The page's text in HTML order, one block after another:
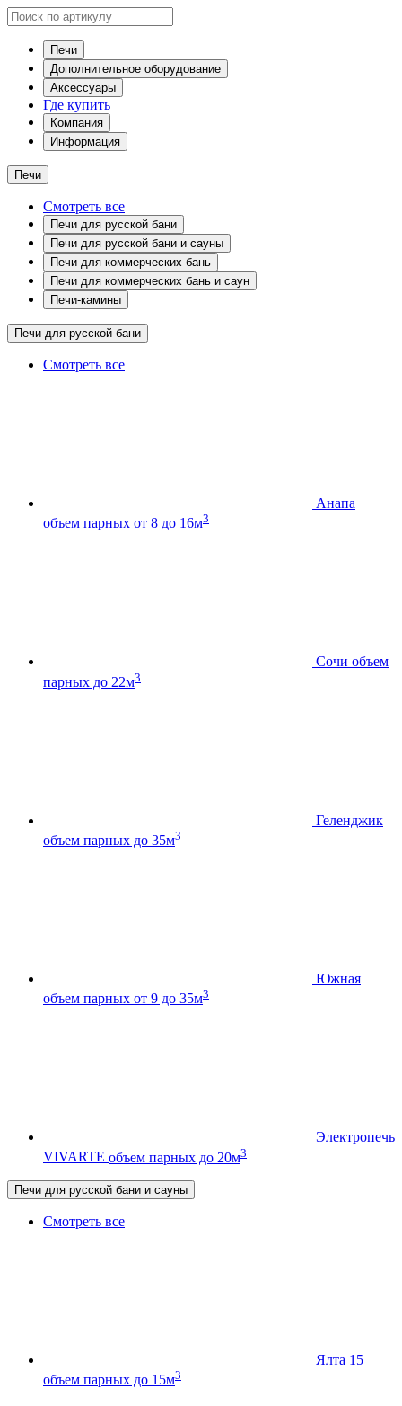
Печи
Дополнительное оборудование
Аксессуары
Где купить
Компания
Информация
Печи
Смотреть все
Печи для русской бани
Печи для русской бани и сауны
Печи для коммерческих бань
Печи для коммерческих бань и саун
Печи-камины
Печи для русской бани
Смотреть все
Анапа
объем парных от 8 до 16м3
Сочи объем
парных до 22м3
Геленджик
объем парных до 35м3
Южная
объем парных от 9 до 35м3
Электропечь
VIVARTE объем парных до 20м3
Печи для русской бани и сауны
Смотреть все
Ялта 15
объем парных до 15м3